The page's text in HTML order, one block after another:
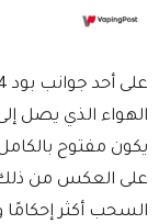
الهواء الذي يصل
يكون مفتوح
على العكس من
السحب أكثر إحكامًا